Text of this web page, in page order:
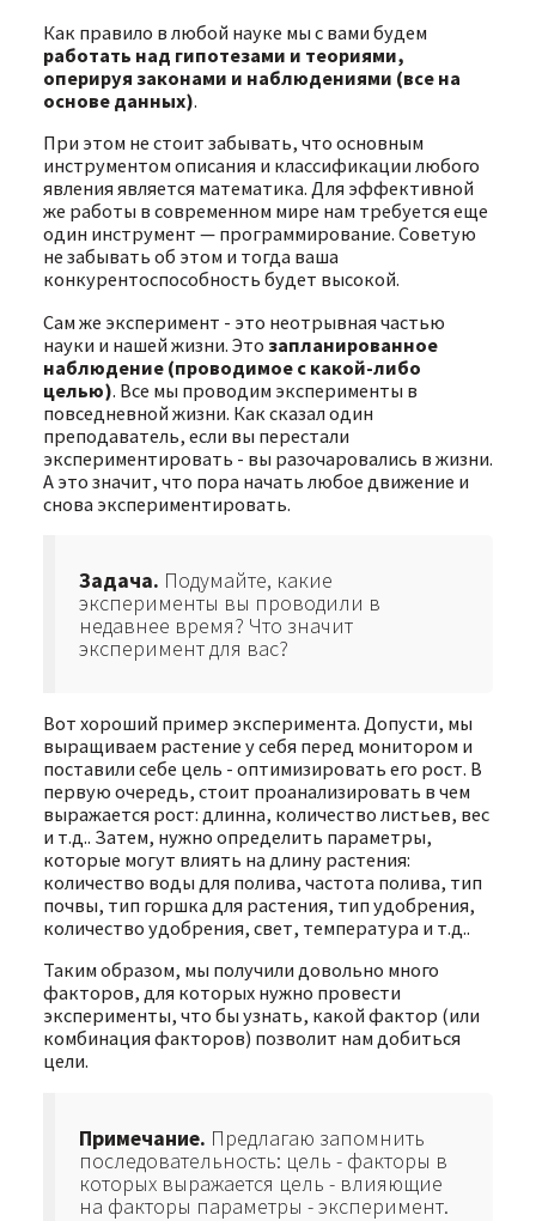
Как правило в любой науке мы с вами будем
работать над гипотезами и теориями,
оперируя законами и наблюдениями (все на
основе данных).
При этом не стоит забывать, что основным
инструментом описания и классификации любого
явления является математика. Для эффективной
же работы в современном мире нам требуется еще
один инструмент — программирование. Советую
не забывать об этом и тогда ваша
конкурентоспособность будет высокой.
Сам же эксперимент - это неотрывная частью
науки и нашей жизни. Это запланированное
наблюдение (проводимое с какой-либо
целью). Все мы проводим эксперименты в
повседневной жизни. Как сказал один
преподаватель, если вы перестали
экспериментировать - вы разочаровались в жизни.
А это значит, что пора начать любое движение и
снова экспериментировать.
Задача. Подумайте, какие
эксперименты вы проводили в
недавнее время? Что значит
эксперимент для вас?
Вот хороший пример эксперимента. Допусти, мы
выращиваем растение у себя перед монитором и
поставили себе цель - оптимизировать его рост. В
первую очередь, стоит проанализировать в чем
выражается рост: длинна, количество листьев, вес
и т.д.. Затем, нужно определить параметры,
которые могут влиять на длину растения:
количество воды для полива, частота полива, тип
почвы, тип горшка для растения, тип удобрения,
количество удобрения, свет, температура и т.д..
Таким образом, мы получили довольно много
факторов, для которых нужно провести
эксперименты, что бы узнать, какой фактор (или
комбинация факторов) позволит нам добиться
цели.
Примечание. Предлагаю запомнить
последовательность: цель - факторы в
которых выражается цель - влияющие
на факторы параметры - эксперимент.